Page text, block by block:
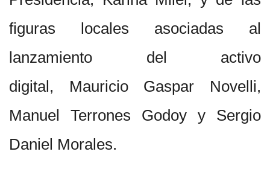
figuras locales asociadas al
lanzamiento del activo
digital, Mauricio Gaspar Novelli,
Manuel Terrones Godoy y Sergio
Daniel Morales.